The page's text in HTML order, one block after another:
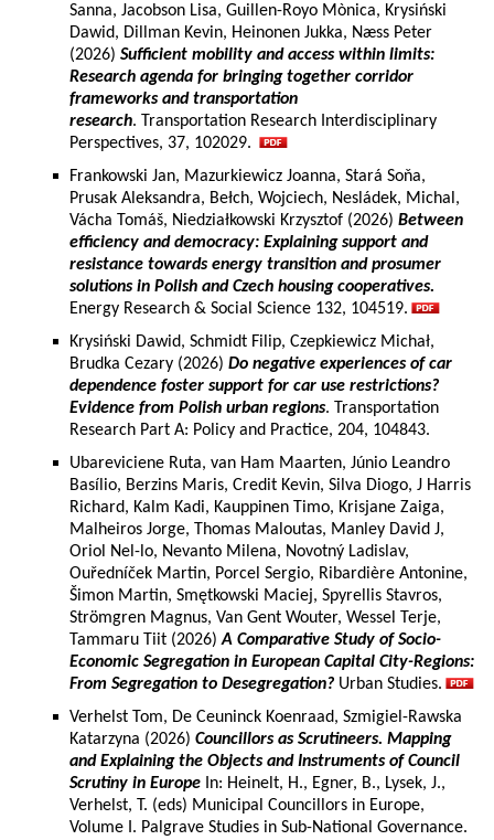
Sanna, Jacobson Lisa, Guillen-Royo Mònica, Krysiński
Dawid, Dillman Kevin, Heinonen Jukka, Næss Peter
(2026) Sufficient mobility and access within limits:
Research agenda for bringing together corridor
frameworks and transportation
research. Transportation Research Interdisciplinary
Perspectives, 37, 102029.
Frankowski Jan, Mazurkiewicz Joanna, Stará Soňa,
Prusak Aleksandra, Bełch, Wojciech, Nesládek, Michal,
Vácha Tomáš, Niedziałkowski Krzysztof (2026) Between
efficiency and democracy: Explaining support and
resistance towards energy transition and prosumer
solutions in Polish and Czech housing cooperatives.
Energy Research & Social Science 132, 104519.
Krysiński Dawid, Schmidt Filip, Czepkiewicz Michał,
Brudka Cezary (2026) Do negative experiences of car
dependence foster support for car use restrictions?
Evidence from Polish urban regions. Transportation
Research Part A: Policy and Practice, 204, 104843.
Ubareviciene Ruta, van Ham Maarten, Júnio Leandro
Basílio, Berzins Maris, Credit Kevin, Silva Diogo, J Harris
Richard, Kalm Kadi, Kauppinen Timo, Krisjane Zaiga,
Malheiros Jorge, Thomas Maloutas, Manley David J,
Oriol Nel-lo, Nevanto Milena, Novotný Ladislav,
Ouředníček Martin, Porcel Sergio, Ribardière Antonine,
Šimon Martin, Smętkowski Maciej, Spyrellis Stavros,
Strömgren Magnus, Van Gent Wouter, Wessel Terje,
Tammaru Tiit (2026)A Comparative Study of Socio-
Economic Segregation in European Capital City-Regions:
From Segregation to Desegregation? Urban Studies.
Verhelst Tom, De Ceuninck Koenraad, Szmigiel-Rawska
Katarzyna (2026) Councillors as Scrutineers. Mapping
and Explaining the Objects and Instruments of Council
Scrutiny in Europe In: Heinelt, H., Egner, B., Lysek, J.,
Verhelst, T. (eds) Municipal Councillors in Europe,
Volume I. Palgrave Studies in Sub-National Governance.